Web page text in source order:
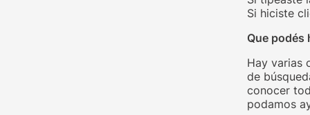
Si hiciste
Que podés
Hay varias
de
conocer
podamos